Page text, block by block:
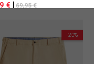
€ 69,95 €
-20%